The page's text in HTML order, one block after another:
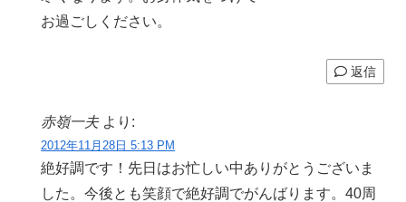
お過ごしください。
返信
赤嶺一夫 より:
2012年11月28日 5:13 PM
絶好調です！先日はお忙しい中ありがとうございま
した。今後とも笑顔で絶好調でがんばります。40周